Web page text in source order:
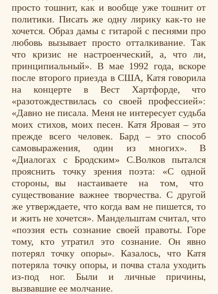
просто тошнит, как и вообще уже тошнит от
политики. Писать же одну лирику как-то не
хочется. Образ дамы с гитарой с песнями про
любовь вызывает просто отталкивание. Так
что кризис не настроенческий, а, что ли,
принципиальный». В мае 1992 года, вскоре
после второго приезда в США, Катя говорила
на концерте в Вест Хартфорде, что
«разотождествилась со своей профессией»:
«Давно не писала. Меня не интересует судьба
моих стихов, моих песен. Катя Яровая – это
прежде всего человек. Бард – это способ
самовыражения, один из многих». В
«Диалогах с Бродским» С.Волков пытался
прояснить точку зрения поэта: «С одной
стороны, вы настаиваете на том, что
существование важнее творчества. С другой
же утверждаете, что когда вам не пишется, то
и жить не хочется». Мандельштам считал, что
«поэзия есть сознание своей правоты. Горе
тому, кто утратил это сознание. Он явно
потерял точку опоры». Казалось, что Катя
потеряла точку опоры, и почва стала уходить
из-под ног. Были и личные причины,
вызвавшие ее молчание.